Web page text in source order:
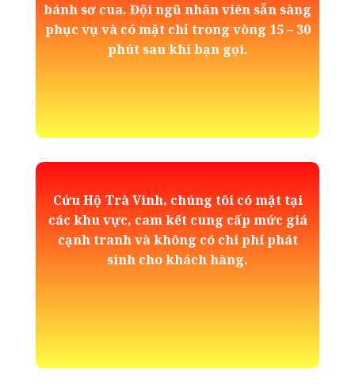
bánh sơ cua. Đội ngũ nhân viên sẵn sàng
phục vụ và có mặt chỉ trong vòng 15 – 30
phút sau khi bạn gọi.
Cứu Hộ Trà Vinh, chúng tôi có mặt tại
các khu vực, cam kết cung cấp mức giá
cạnh tranh và không có chi phí phát
sinh cho khách hàng.